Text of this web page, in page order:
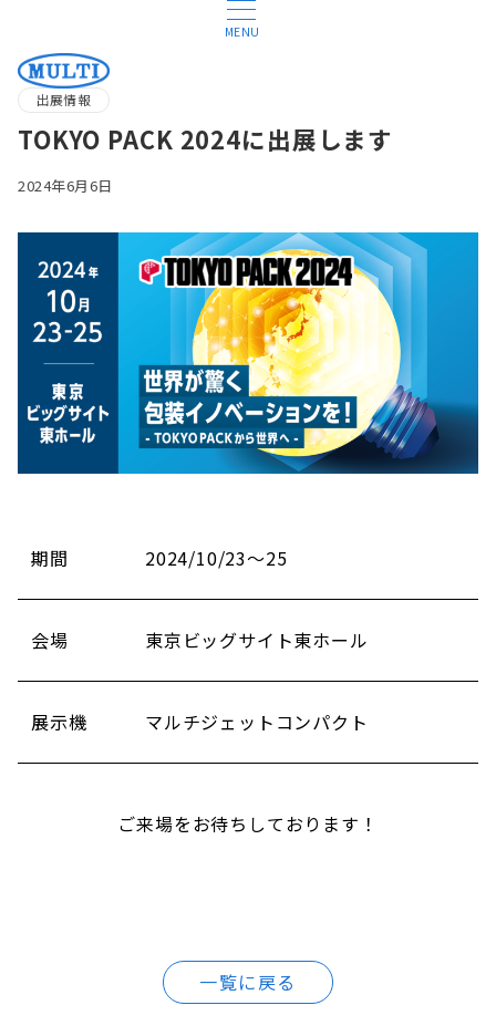
MENU
出展情報
TOKYO PACK 2024に出展します
2024年6月6日
期間 2024/10/23～25
会場 東京ビッグサイト東ホール
展示機 マルチジェットコンパクト
ご来場をお待ちしております！
一覧に戻る